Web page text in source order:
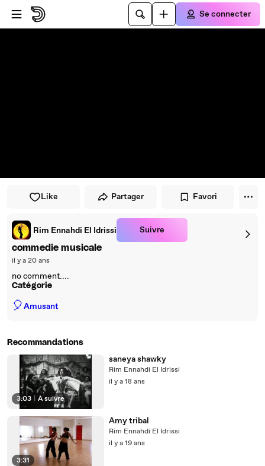
Passer au player
Passer au contenu principal
Se connecter
Like Partager Favori
Rim Ennahdi El Idrissi Suivre
commedie musicale
il y a 20 ans
no comment....
Catégorie
🎈Amusant
Recommandations
3:03 À suivre
saneya shawky
Rim Ennahdi El Idrissi
il y a 18 ans
3:31
Amy tribal
Rim Ennahdi El Idrissi
il y a 19 ans